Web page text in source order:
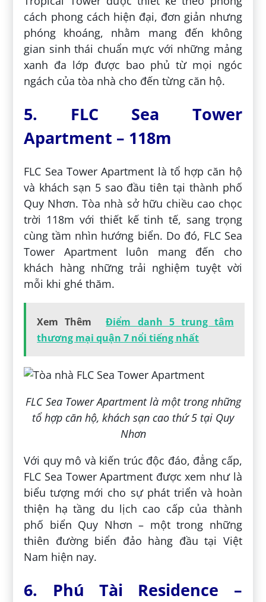
cách phong cách hiện đại, đơn giản nhưng
phóng khoáng, nhằm mang đến không
gian sinh thái chuẩn mực với những mảng
xanh đa lớp được bao phủ từ mọi ngóc
ngách của tòa nhà cho đến từng căn hộ.
5. FLC Sea Tower
Apartment – 118m
FLC Sea Tower Apartment là tổ hợp căn hộ
và khách sạn 5 sao đầu tiên tại thành phố
Quy Nhơn. Tòa nhà sở hữu chiều cao chọc
trời 118m với thiết kế tinh tế, sang trọng
cùng tầm nhìn hướng biển. Do đó, FLC Sea
Tower Apartment luôn mang đến cho
khách hàng những trải nghiệm tuyệt vời
mỗi khi ghé thăm.
Xem Thêm
Điểm danh 5 trung tâm
thương mại quận 7 nổi tiếng nhất
FLC Sea Tower Apartment là một trong những
tổ hợp căn hộ, khách sạn cao thứ 5 tại Quy
Nhơn
Với quy mô và kiến trúc độc đáo, đẳng cấp,
FLC Sea Tower Apartment được xem như là
biểu tượng mới cho sự phát triển và hoàn
thiện hạ tầng du lịch cao cấp của thành
phố biển Quy Nhơn – một trong những
thiên đường biển đảo hàng đầu tại Việt
Nam hiện nay.
6. Phú Tài Residence –